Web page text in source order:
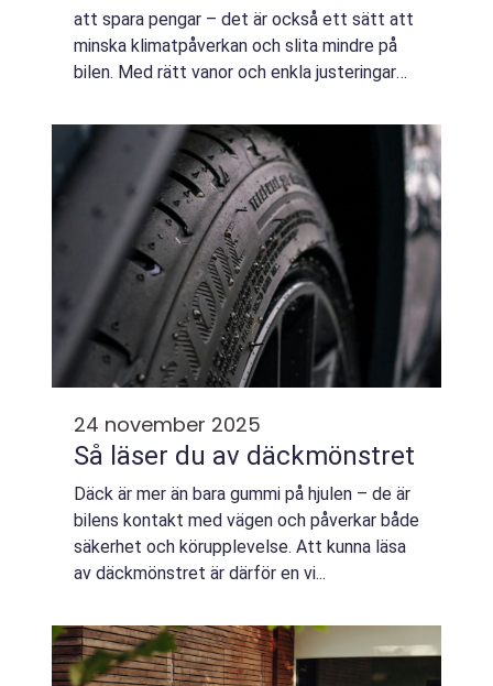
att spara pengar – det är också ett sätt att
minska klimatpåverkan och slita mindre på
bilen. Med rätt vanor och enkla justeringar
24 november 2025
Så läser du av däckmönstret
Däck är mer än bara gummi på hjulen – de är
bilens kontakt med vägen och påverkar både
säkerhet och körupplevelse. Att kunna läsa
av däckmönstret är därför en vi...